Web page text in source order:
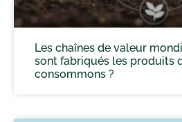
Les chaînes de valeur
sont fabriqués les produits
consommons ?